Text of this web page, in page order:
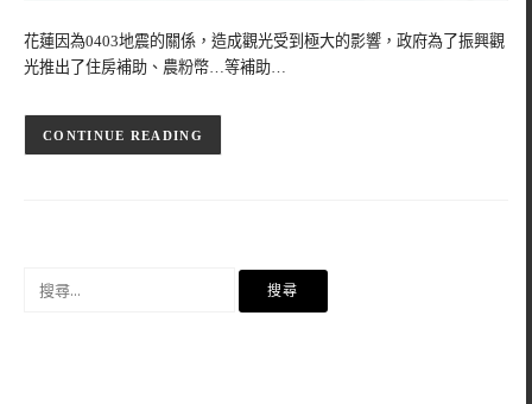
花蓮因為0403地震的關係，造成觀光受到極大的影響，政府為了振興觀
光推出了住房補助、農粉幣…等補助…
CONTINUE READING